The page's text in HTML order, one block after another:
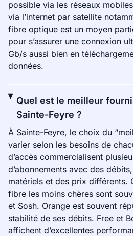
possible via les réseaux
via l’internet par satellite
fibre optique est un moyen
pour s’assurer une connexion
Gb/s aussi bien en
données.
Quel est le meilleur
Sainte-Feyre ?
À Sainte-Feyre, le choix du
varier selon les besoins de
d’accès commercialisent
d’abonnements avec des
matériels et des prix différents.
fibre les moins chères sont
et Sosh. Orange est souvent
stabilité de ses débits. Free et
affichent d’excellentes